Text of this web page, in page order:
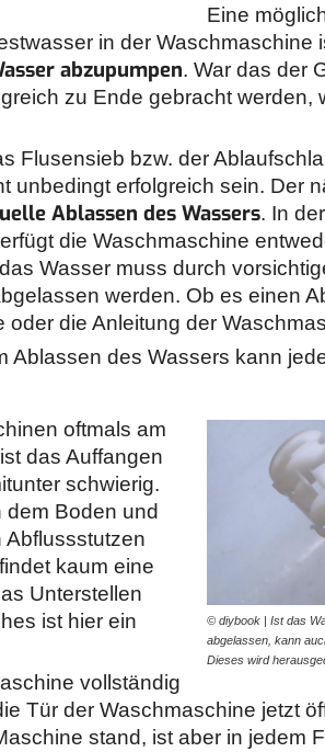
Eine
in der Waschmaschine
abzupumpen. War das der
zu Ende gebracht werden,
Flusensieb bzw. der
unbedingt erfolgreich sein. Der
Ablassen des Wassers. In
die Waschmaschine
Wasser muss durch
werden. Ob es einen
oder die Anleitung der
Ablassen des Wassers kann
© diybook | Ist das
abgelassen, kann
Dieses wird
oftmals am
das Auffangen
schwierig.
Boden und
Abflussstutzen
kaum eine
Unterstellen
ist hier ein
vollständig
Tür der Waschmaschine jetzt
stand, ist aber in jedem